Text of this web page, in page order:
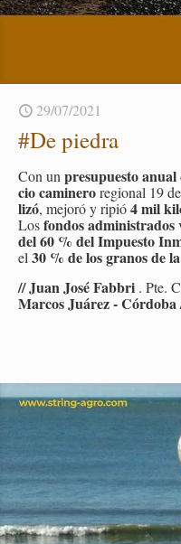
29/07/2021
#De pie­dra
Con unpre­su­pues­to anual
cio ca­mi­ne­rore­gio­nal 19 de
li­zó, me­jo­ró y ripió4 mil
Losfon­dos ad­mi­nis­tra­dos
del 60 % del Im­pues­to
el30 % de los gra­nos de
// Juan José Fab­bri . Pte.
Mar­cos Juá­rez - Cór­do­ba